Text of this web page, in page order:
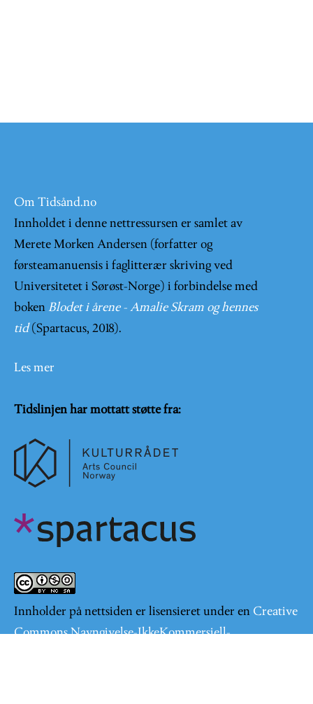
Om Tidsånd.no
Innholdet i denne nettressursen er samlet av
Merete Morken Andersen (forfatter og
førsteamanuensis i faglitterær skriving ved
Universitetet i Sørøst-Norge) i forbindelse med
boken Blodet i årene - Amalie Skram og hennes
tid (Spartacus, 2018).
Les mer
Tidslinjen har mottatt støtte fra:
Innholder på nettsiden er lisensieret under en Creative
Commons Navngivelse-IkkeKommersiell-